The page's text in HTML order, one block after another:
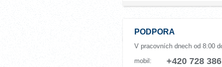
PODPORA
V pracovních dnech od 8:00
mobil:
+420 728